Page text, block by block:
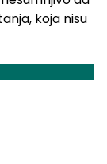
koja nisu